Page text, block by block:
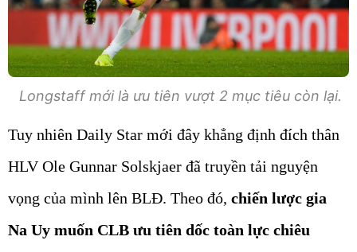
Longstaff mới là ưu tiên vượt 2 mục tiêu còn lại.
Tuy nhiên Daily Star mới đây khẳng định đích thân
HLV Ole Gunnar Solskjaer đã truyền tải nguyện
vọng của mình lên BLĐ. Theo đó, chiến lược gia
Na Uy muốn CLB ưu tiên dốc toàn lực chiêu